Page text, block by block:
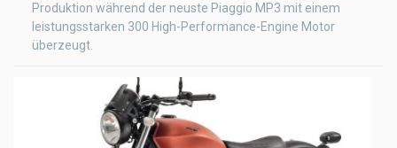
Produktion während der neuste Piaggio MP3 mit einem
leistungsstarken 300 High-Performance-Engine Motor
überzeugt.